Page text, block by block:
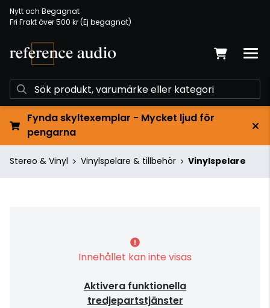
Nytt och Begagnat
Fri Frakt över 500 kr (Ej begagnat)
Fynda skyltexemplar - Mycket ljud för
pengarna
Stereo & Vinyl Vinylspelare & tillbehör Vinylspelare
Innehållet kan inte visas
Aktivera funktionella
tredjepartstjänster